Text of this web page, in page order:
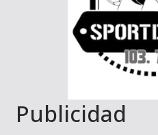
Publicidad